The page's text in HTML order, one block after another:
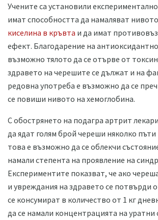
Учените са установили
имат способността да намаляват
киселина в кръвта и да имат
ефект. Благодарение на
възможно тялото да се отърве от
здравето на черешите се дължат и на
редовна употреба е възможно да се
се повиши нивото на хемоглобина.
С обострянето на подагра артрит
да ядат голям брой череши няколко
това е възможно да се облекчи
намали степента на проявление на
Експериментите показват, че ако
и увреждания на здравето се потвърди
се консумират в количество от 1 кг
да се намали концентрацията на уратни